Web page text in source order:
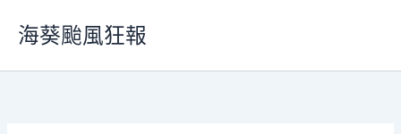
要
海葵颱風狂報